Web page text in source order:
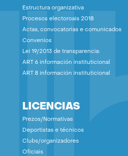
Estructura organizativa
Procesos electoroais 2018
Actas, convocatorias e comunicados
Convenios
Lei 19/2013 de transparencia:
ART 6 información instituticional
ART 8 información instituticional
LICENCIAS
Prezos/Normativas
Deportistas e técnicos
Clubs/organizadores
Oficiais